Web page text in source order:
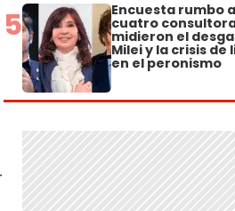
5 Encuesta rumbo
cuatro
midieron el
Milei y la crisis de
en el peronismo